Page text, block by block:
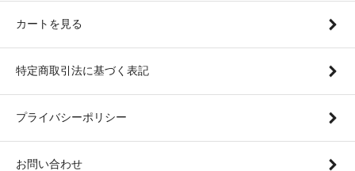
カートを見る
特定商取引法に基づく表記
プライバシーポリシー
お問い合わせ